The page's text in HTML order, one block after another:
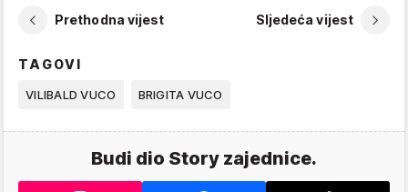
Prethodna vijest Sljedeća vijest
TAGOVI
VILIBALD VUCO BRIGITA VUCO
Budi dio Story zajednice.